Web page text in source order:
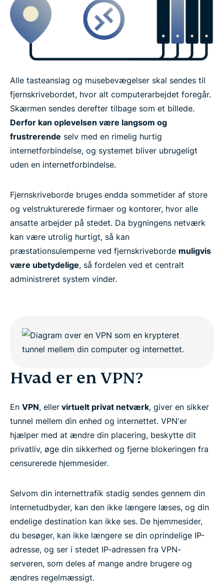
Alle tasteanslag og musebevægelser skal sendes til
fjernskrivebordet, hvor alt computerarbejdet foregår.
Skærmen sendes derefter tilbage som et billede.
Derfor kan oplevelsen være langsom og
frustrerende selv med en rimelig hurtig
internetforbindelse, og systemet bliver ubrugeligt
uden en internetforbindelse.
Fjernskriveborde bruges endda sommetider af store
og velstrukturerede firmaer og kontorer, hvor alle
ansatte arbejder på stedet. Da bygningens netværk
kan være utrolig hurtigt, så kan
præstationsulemperne ved fjernskriveborde muligvis
være ubetydelige, så fordelen ved et centralt
administreret system vinder.
Hvad er en VPN?
En VPN, eller virtuelt privat netværk, giver en sikker
tunnel mellem din enhed og internettet. VPN'er
hjælper med at ændre din placering, beskytte dit
privatliv, øge din sikkerhed og fjerne blokeringen fra
censurerede hjemmesider.
Selvom din internettrafik stadig sendes gennem din
internetudbyder, kan den ikke længere læses, og din
endelige destination kan ikke ses. De hjemmesider,
du besøger, kan ikke længere se din oprindelige IP-
adresse, og ser i stedet IP-adressen fra VPN-
serveren, som deles af mange andre brugere og
ændres regelmæssigt.